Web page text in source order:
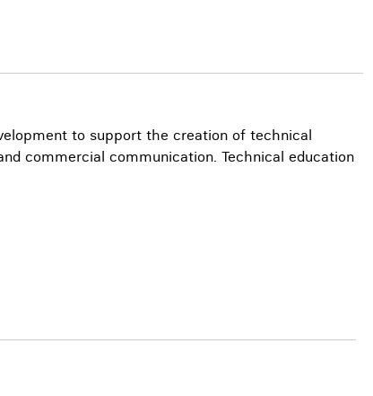
to support the creation of technical
commercial communication. Technical education